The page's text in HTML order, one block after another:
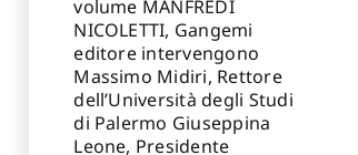
volume MANFREDI
NICOLETTI, Gangemi
editore intervengono
Massimo Midiri, Rettore
dell’Università degli Studi
di Palermo Giuseppina
Leone, Presidente